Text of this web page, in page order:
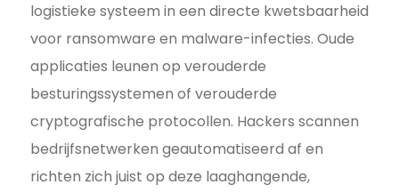
logistieke systeem in een directe kwetsbaarheid
voor ransomware en malware-infecties. Oude
applicaties leunen op verouderde
besturingssystemen of verouderde
cryptografische protocollen. Hackers scannen
bedrijfsnetwerken geautomatiseerd af en
richten zich juist op deze laaghangende,